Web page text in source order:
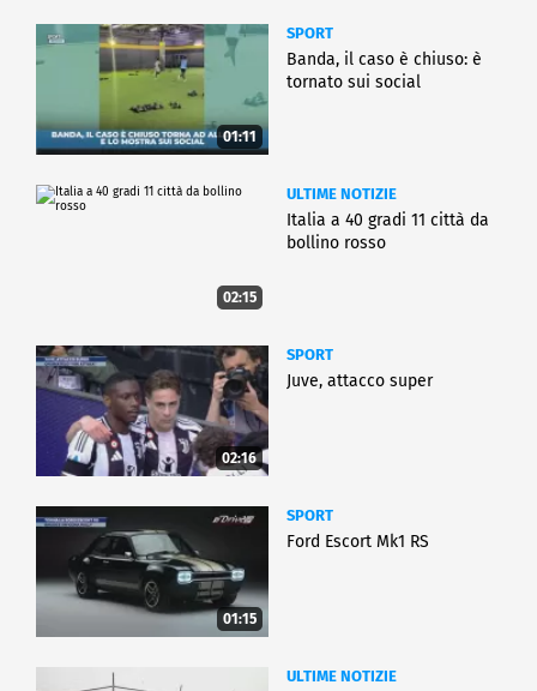
01:11
SPORT
Banda, il caso è chiuso: è
tornato sui social
02:15
ULTIME NOTIZIE
Italia a 40 gradi 11 città da
bollino rosso
02:16
SPORT
Juve, attacco super
01:15
SPORT
Ford Escort Mk1 RS
ULTIME NOTIZIE